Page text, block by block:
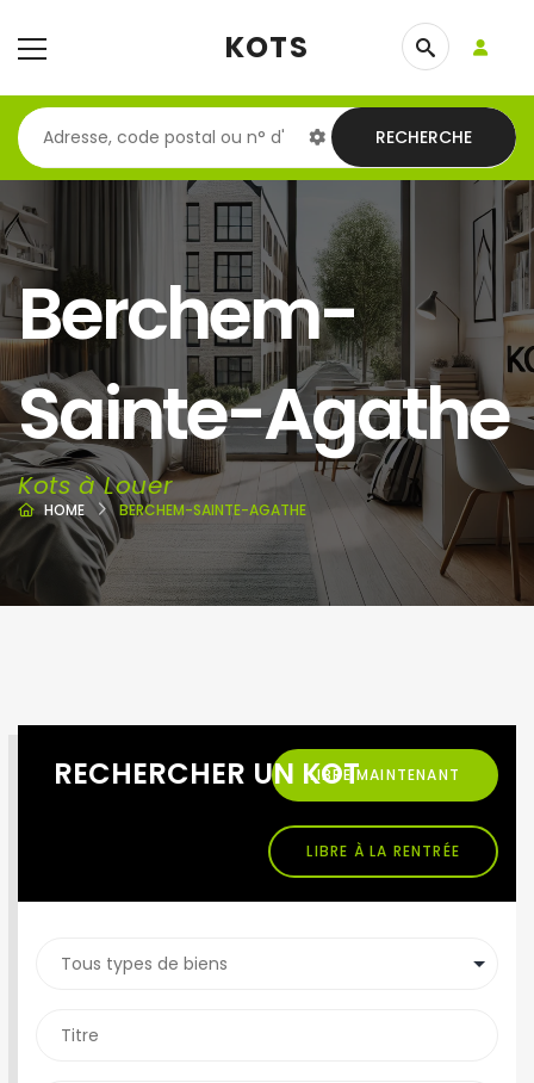
KOTS
RECHERCHE
Berchem-
Sainte-Agathe
Kots à Louer
HOME BERCHEM-SAINTE-AGATHE
RECHERCHER UN KOTLIBRE MAINTENANT
LIBRE À LA RENTRÉE